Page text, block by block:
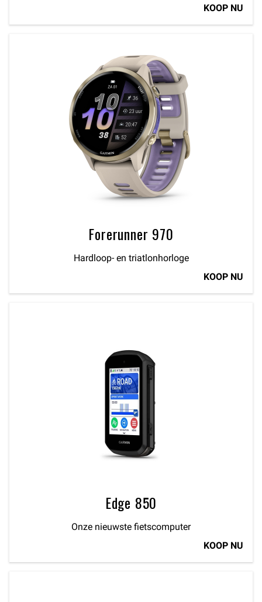
KOOP NU
Forerunner 970
Hardloop- en triatlonhorloge
KOOP NU
Edge 850
Onze nieuwste fietscomputer
KOOP NU